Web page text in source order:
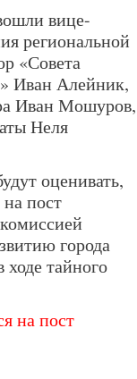
вице-
региональной
«Совета
Иван Алейник,
Иван Мошуров,
Неля
оценивать,
пост
города
тайного
на пост